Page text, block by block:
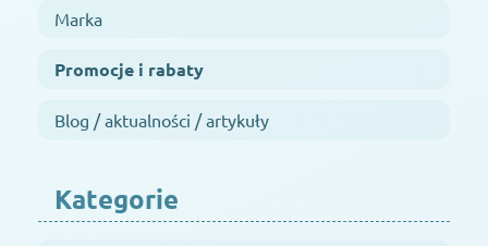
Marka
Promocje i rabaty
Blog / aktualności / artykuły
Kategorie